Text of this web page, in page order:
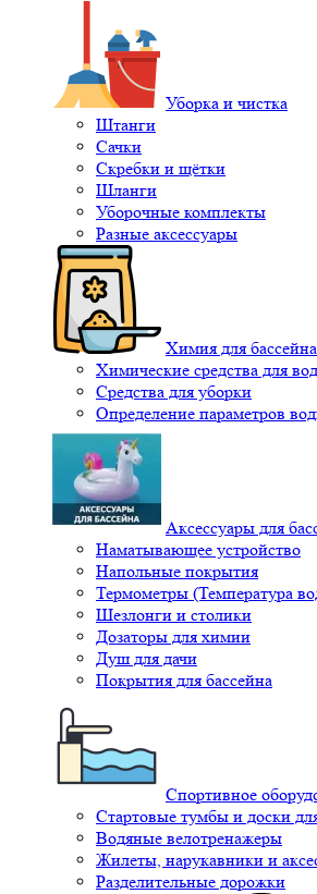
Уборка и чистка
Штанги
Сачки
Скребки и щётки
Шланги
Уборочные комплекты
Разные аксессуары
Химия для бассейна
Химические средства для
Средства для уборки
Определение параметров
Аксессуары для
Наматывающее устройство
Напольные покрытия
Термометры (Температура
Шезлонги и столики
Дозаторы для химии
Душ для дачи
Покрытия для бассейна
Спортивное
Стартовые тумбы и доски
Водяные велотренажеры
Жилеты, нарукавники и
Разделительные дорожки